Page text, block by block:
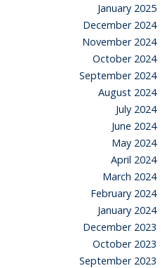
January 2025
December 2024
November 2024
October 2024
September 2024
August 2024
July 2024
June 2024
May 2024
April 2024
March 2024
February 2024
January 2024
December 2023
October 2023
September 2023